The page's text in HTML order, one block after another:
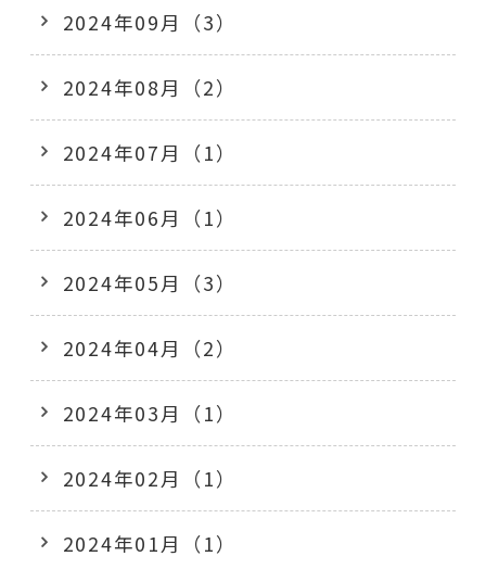
2024年09月（3）
2024年08月（2）
2024年07月（1）
2024年06月（1）
2024年05月（3）
2024年04月（2）
2024年03月（1）
2024年02月（1）
2024年01月（1）